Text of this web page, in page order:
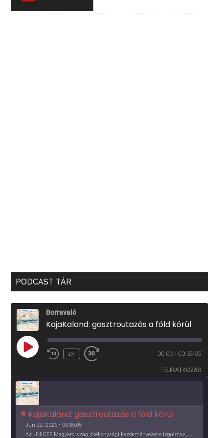
PODCAST TÁR
Borravaló
KajaKaland: gasztroutazás a föld körül
PLAY
EPISODE
1X 00:00 / 00:35:05
FELIRATKOZÁS
KajaKaland: gasztroutazás a föld körül
Jun 22, 2026 • 00:35:05
Az UNICEF Magyarország jótékonysági kezdeményezése izgalmas, egész éves világkörüli ízutazásra hív, igazi családi program és gasztroedukáció, illetve segítség a rászorulóknak is egyben.